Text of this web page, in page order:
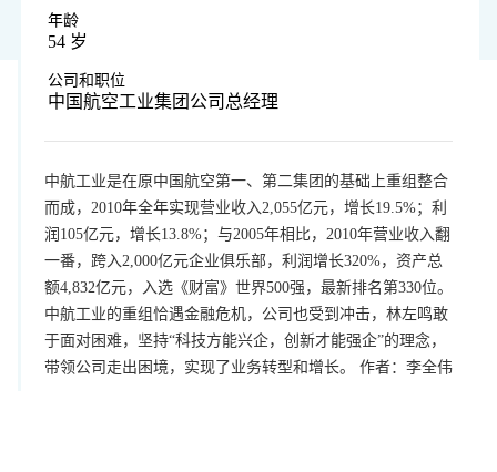
年龄
54 岁
公司和职位
中国航空工业集团公司总经理
中航工业是在原中国航空第一、第二集团的基础上重组整合
而成，2010年全年实现营业收入2,055亿元，增长19.5%；利
润105亿元，增长13.8%；与2005年相比，2010年营业收入翻
一番，跨入2,000亿元企业俱乐部，利润增长320%，资产总
额4,832亿元，入选《财富》世界500强，最新排名第330位。
中航工业的重组恰遇金融危机，公司也受到冲击，林左鸣敢
于面对困难，坚持“科技方能兴企，创新才能强企”的理念，
带领公司走出困境，实现了业务转型和增长。 作者：李全伟